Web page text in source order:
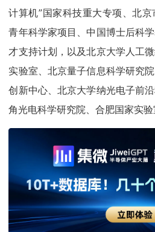
计算机”国家科技重大专项、北
青年科学家项目、中国博士后科
才支持计划，以及北京大学人工
实验室、北京量子信息科学研究
创新中心、北京大学纳光电子前
角光电科学研究院、合肥国家实验